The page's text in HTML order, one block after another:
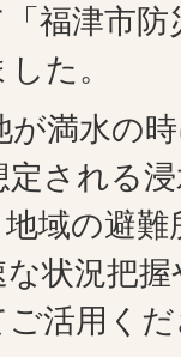
福津市
た。
満水の
される
域の避
状況把
活用く